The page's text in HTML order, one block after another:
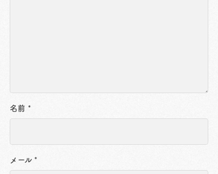
名前 *
メール *